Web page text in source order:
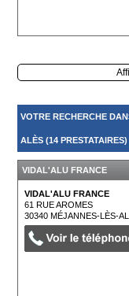
VOTRE RECHERCHE
ALÈS (14 PRESTATAIRES)
VIDAL'ALU FRANCE
VIDAL'ALU FRANCE
61 RUE AROMES
30340MÉJANNES-LÈS-